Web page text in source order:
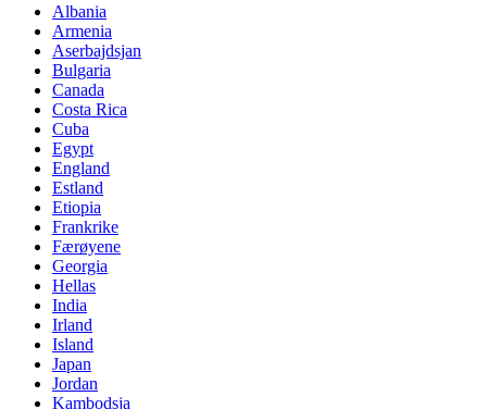
Albania
Armenia
Aserbajdsjan
Bulgaria
Canada
Costa Rica
Cuba
Egypt
England
Estland
Etiopia
Frankrike
Færøyene
Georgia
Hellas
India
Irland
Island
Japan
Jordan
Kambodsja